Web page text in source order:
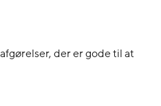
der er gode til at